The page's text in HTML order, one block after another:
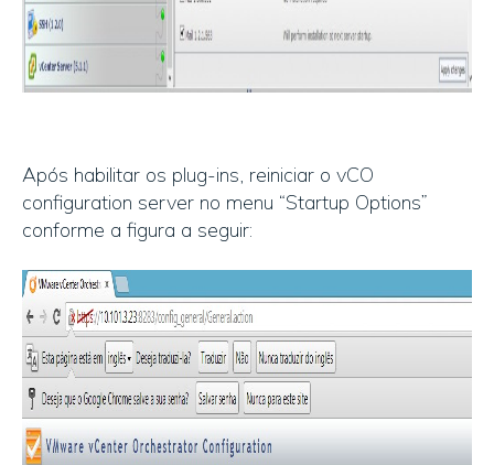
Após habilitar os plug-ins, reiniciar o vCO
configuration server no menu “Startup Options”
conforme a figura a seguir: